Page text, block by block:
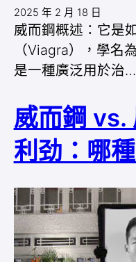
2025 年 2 月 18 日
威而鋼概述：它是
（Viagra），學名
是一種廣泛用於治…
威而鋼 vs.
利劲：哪